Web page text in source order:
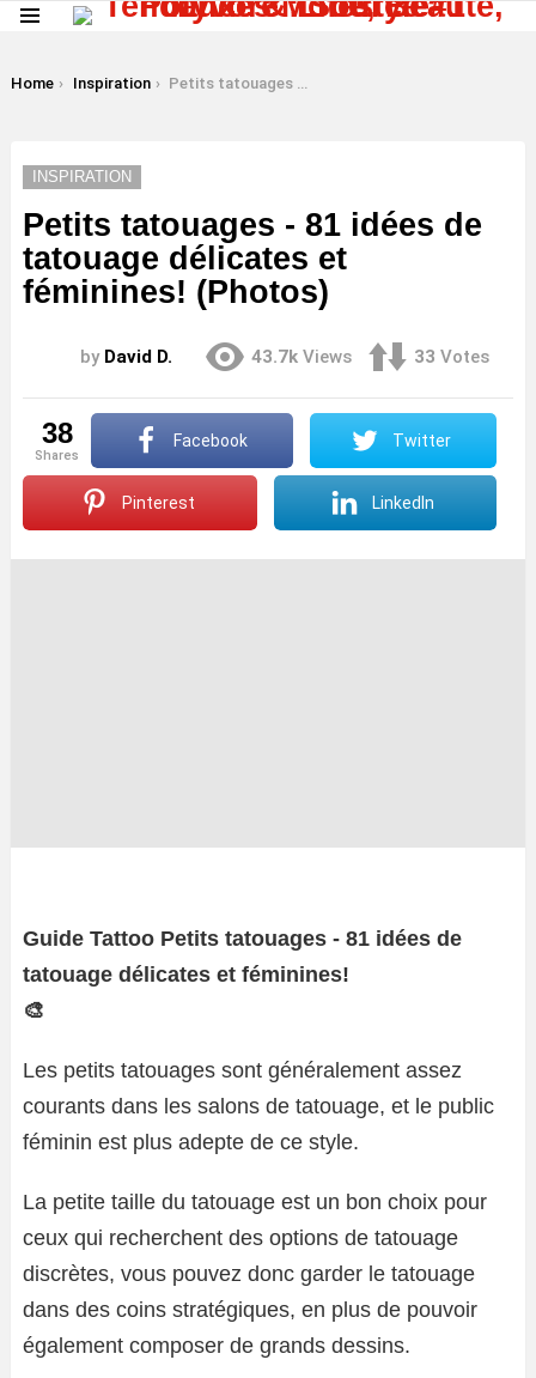
You are here:
Home Inspiration Petits tatouages ​​- 81 idées de tatouage délicates et féminines! (Photos)
INSPIRATION
Petits tatouages ​​- 81 idées de
tatouage délicates et
féminines! (Photos)
by David D. 43.7k Views 33 Votes
38
shares
Facebook Twitter
Pinterest LinkedIn
Guide Tattoo Petits tatouages ​​- 81 idées de
tatouage délicates et féminines!
🎨
Les petits tatouages ​​sont généralement assez
courants dans les salons de tatouage, et le public
féminin est plus adepte de ce style.
La petite taille du tatouage est un bon choix pour
ceux qui recherchent des options de tatouage
discrètes, vous pouvez donc garder le tatouage
dans des coins stratégiques, en plus de pouvoir
également composer de grands dessins.